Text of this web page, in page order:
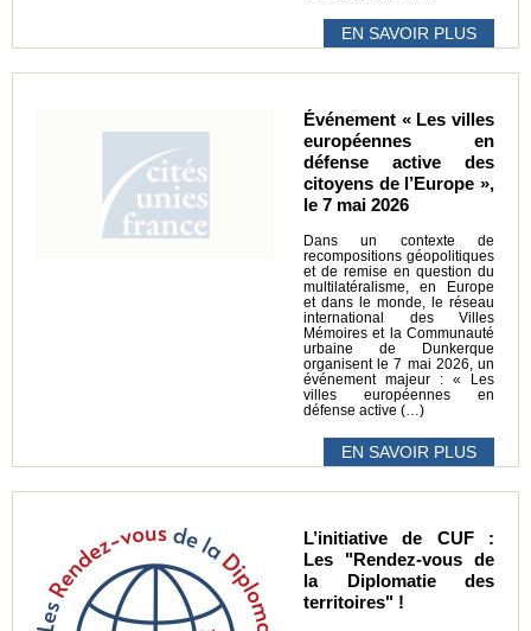
EN SAVOIR PLUS
Événement « Les villes
européennes en
défense active des
citoyens de l’Europe »,
le 7 mai 2026
Dans un contexte de
recompositions géopolitiques
et de remise en question du
multilatéralisme, en Europe
et dans le monde, le réseau
international des Villes
Mémoires et la Communauté
urbaine de Dunkerque
organisent le 7 mai 2026, un
événement majeur : « Les
villes européennes en
défense active (…)
EN SAVOIR PLUS
L’initiative de CUF :
Les "Rendez-vous de
la Diplomatie des
territoires" !